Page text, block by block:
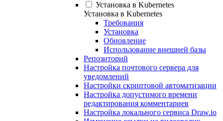
Установка в Kubernetes
Установка в Kubernetes
Требования
Установка
Обновление
Использование внешней базы
Репозиторий
Настройка почтового сервера для
уведомлений
Настройки скриптовой автоматизации
Настройка допустимого времени
редактирования комментариев
Настройка локального сервиса Draw.io